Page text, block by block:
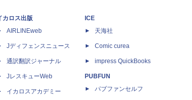
カロス出版
AIRLINEweb
Jディフェンスニュース
通訳翻訳ジャーナル
JレスキューWeb
イカロスアカデミー
ICE
天海社
Comic curea
impress QuickBooks
PUBFUN
パブファンセルフ